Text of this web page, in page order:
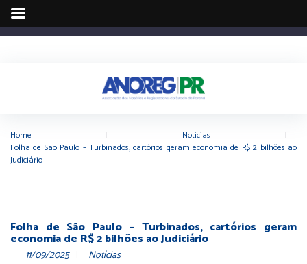
Home Notícias
Folha de São Paulo – Turbinados, cartórios geram economia de R$ 2 bilhões ao
Judiciário
Folha de São Paulo – Turbinados, cartórios geram
economia de R$ 2 bilhões ao Judiciário
11/09/2025 Notícias